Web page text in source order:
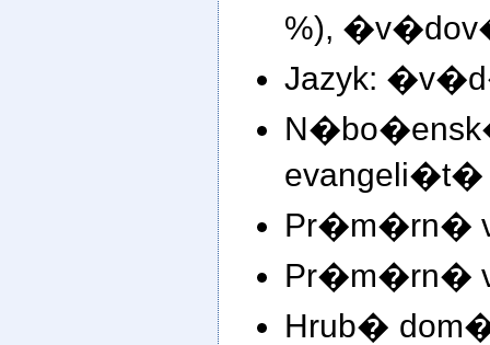
%),
Jazyk:
evangeli�t�
Pr�m�rn�
Pr�m�rn�
Hrub�